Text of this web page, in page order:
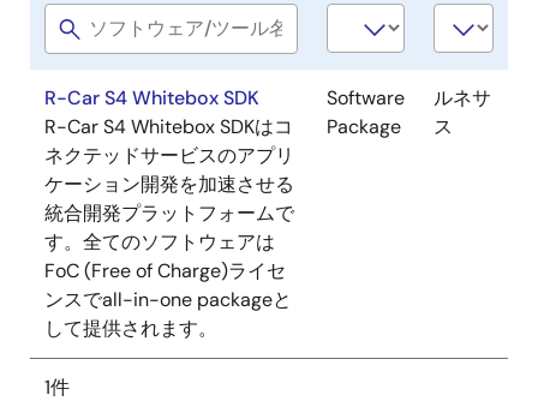
R-Car S4 Whitebox SDK
R-Car S4 Whitebox SDKはコ
ネクテッドサービスのアプリ
ケーション開発を加速させる
統合開発プラットフォームで
す。全てのソフトウェアは
FoC (Free of Charge)ライセ
ンスでall-in-one packageと
して提供されます。
Software
Package
ルネサ
ス
1件